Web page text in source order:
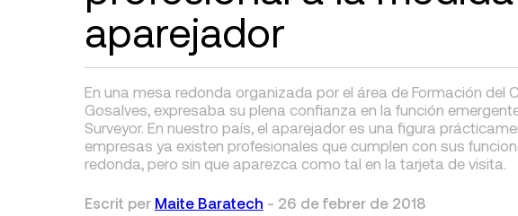
aparejador
En una mesa redonda organizada por el área de Formación del
Gosalves, expresaba su plena confianza en la función
Surveyor. En nuestro país, el aparejador es una figura
empresas ya existen profesionales que cumplen con sus
redonda, pero sin que aparezca como tal en la tarjeta de visita.
Escrit per Maite Baratech - 26 de febrer de 2018